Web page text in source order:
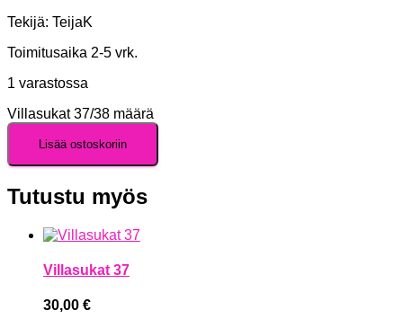
Tekijä: TeijaK
Toimitusaika 2-5 vrk.
1 varastossa
Villasukat 37/38 määrä
Lisää ostoskoriin
Tutustu myös
Villasukat 37
30,00 €